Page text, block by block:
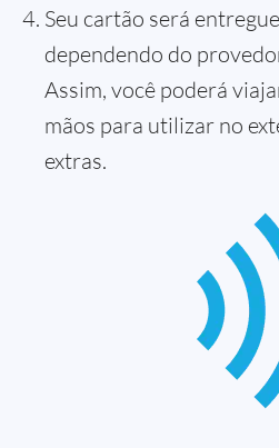
Seu cartão será
dependendo do
Assim, você poderá
mãos para utilizar no
extras.